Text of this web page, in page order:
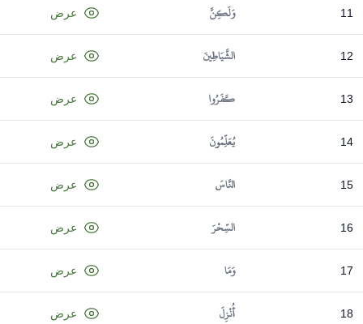
11 وَلَكِنَّ عرض
12 الشَّيَاطِينَ عرض
13 كَفَرُوا عرض
14 يُعَلِّمُونَ عرض
15 النَّاسَ عرض
16 السِّحْرَ عرض
17 وَمَا عرض
18 أُنْزِلَ عرض